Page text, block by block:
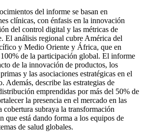
del informe se basan en
clínicas, con énfasis en la innovación
del control digital y las métricas de
El análisis regional cubre América del
y Medio Oriente y África, que en
de la participación global. El informe
de la innovación de productos, los
y las asociaciones estratégicas en el
Además, describe las estrategias de
emprendidas por más del 50% de
la presencia en el mercado en las
cobertura subraya la transformación
que está dando forma a los equipos de
de salud globales.